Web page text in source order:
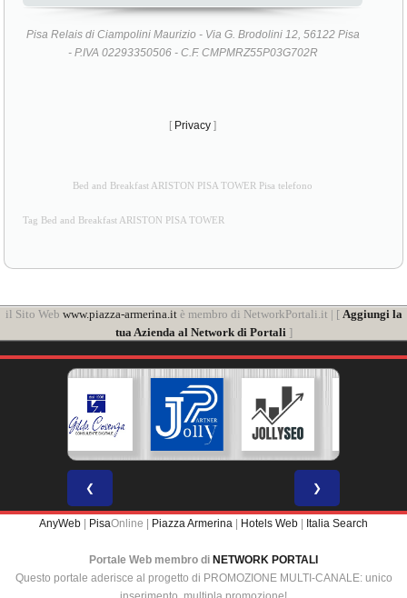
Pisa Relais di Ciampolini Maurizio - Via G. Brodolini 12, 56122 Pisa
- P.IVA 02293350506 - C.F. CMPMRZ55P03G702R
[ Privacy ]
Bed and Breakfast ARISTON PISA TOWER Pisa telefono
Tag Bed and Breakfast ARISTON PISA TOWER
il Sito Web www.piazza-armerina.itè membro di NetworkPortali.it | [ Aggiungi la
tua Azienda al Network di Portali]
❮ ❯
AnyWeb PisaOnline | Piazza Armerina Hotels Web Italia Search
Portale Web membro di NETWORK PORTALI
Questo portale aderisce al progetto di PROMOZIONE MULTI-CANALE: unico